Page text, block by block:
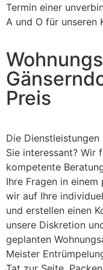
Termin einer
A und O für unseren
Preis
Die
Sie interessant? Wir
kompetente
Ihre Fragen in
wir auf Ihre
und erstellen einen
unsere Diskretion
geplanten
Meister